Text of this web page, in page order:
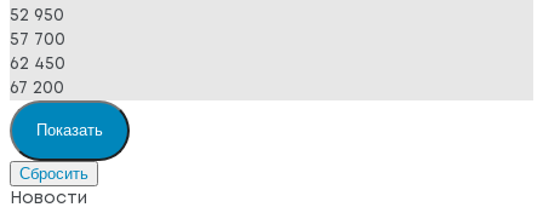
52 950
57 700
62 450
67 200
Новости